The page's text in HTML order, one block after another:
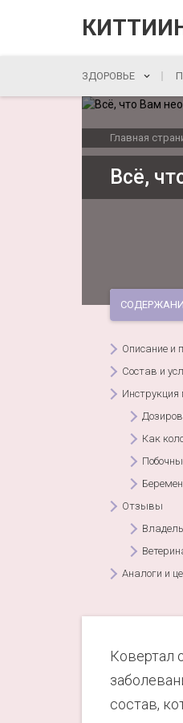
ЗДОРОВЬЕ
Главная
Всё,
Описание и
Состав и
Как
Отзывы
Аналоги и
Ковертал
состав,